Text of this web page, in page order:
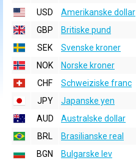
USD
Amerikanske dollar
GBP
Britiske pund
SEK
Svenske kroner
NOK
Norske kroner
CHF
Schweiziske franc
JPY
Japanske yen
AUD
Australske dollar
BRL
Brasilianske real
BGN
Bulgarske lev